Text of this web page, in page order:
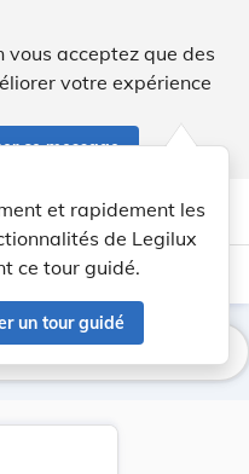
acceptez que des
votre expérience
ce message
help Aide
et rapidement les
de Legilux
ce tour guidé.
un tour guidé
light_mode dark_mode